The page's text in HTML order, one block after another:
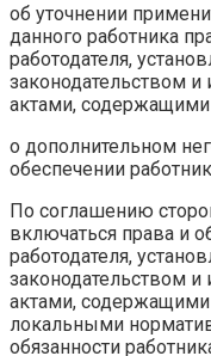
об уточнении
данного работника
работодателя,
законодательством
актами,
о дополнительном
обеспечении
По соглашению
включаться права и
работодателя,
законодательством
актами,
локальными
обязанности